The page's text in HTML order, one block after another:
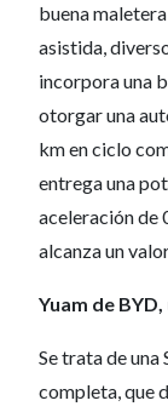
buena
asistida,
incorpora una
otorgar una
km en ciclo
entrega una
aceleración de
alcanza un
Yuam de
Se trata de
completa, que